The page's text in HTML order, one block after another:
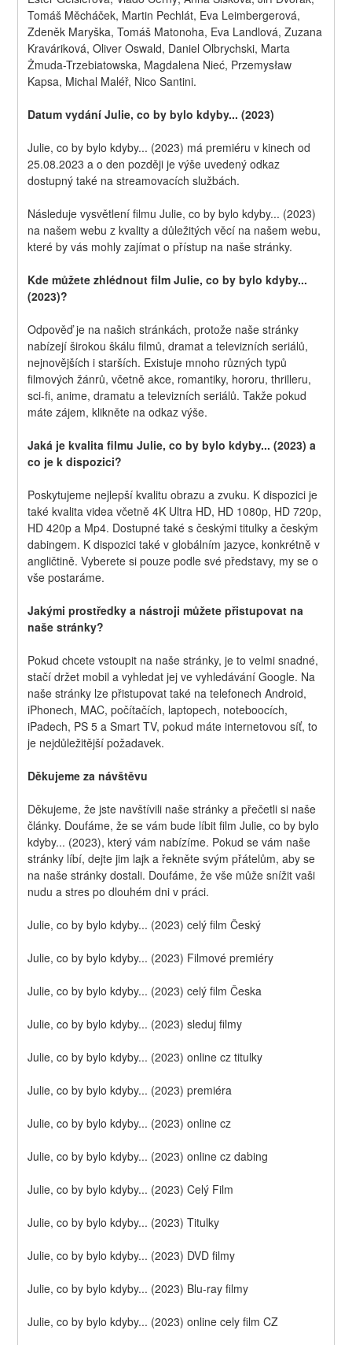
Tomáš Měcháček, Martin Pechlát, Eva Leimbergerová,
Zdeněk Maryška, Tomáš Matonoha, Eva Landlová, Zuzana
Kraváriková, Oliver Oswald, Daniel Olbrychski, Marta
Żmuda-Trzebiatowska, Magdalena Nieć, Przemysław
Kapsa, Michal Maléř, Nico Santini.
Datum vydání Julie, co by bylo kdyby... (2023)
Julie, co by bylo kdyby... (2023) má premiéru v kinech od
25.08.2023 a o den později je výše uvedený odkaz
dostupný také na streamovacích službách.
Následuje vysvětlení filmu Julie, co by bylo kdyby... (2023)
na našem webu z kvality a důležitých věcí na našem webu,
které by vás mohly zajímat o přístup na naše stránky.
Kde můžete zhlédnout film Julie, co by bylo kdyby...
(2023)?
Odpověď je na našich stránkách, protože naše stránky
nabízejí širokou škálu filmů, dramat a televizních seriálů,
nejnovějších i starších. Existuje mnoho různých typů
filmových žánrů, včetně akce, romantiky, hororu, thrilleru,
sci-fi, anime, dramatu a televizních seriálů. Takže pokud
máte zájem, klikněte na odkaz výše.
Jaká je kvalita filmu Julie, co by bylo kdyby... (2023) a
co je k dispozici?
Poskytujeme nejlepší kvalitu obrazu a zvuku. K dispozici je
také kvalita videa včetně 4K Ultra HD, HD 1080p, HD 720p,
HD 420p a Mp4. Dostupné také s českými titulky a českým
dabingem. K dispozici také v globálním jazyce, konkrétně v
angličtině. Vyberete si pouze podle své představy, my se o
vše postaráme.
Jakými prostředky a nástroji můžete přistupovat na
naše stránky?
Pokud chcete vstoupit na naše stránky, je to velmi snadné,
stačí držet mobil a vyhledat jej ve vyhledávání Google. Na
naše stránky lze přistupovat také na telefonech Android,
iPhonech, MAC, počítačích, laptopech, noteboocích,
iPadech, PS 5 a Smart TV, pokud máte internetovou síť, to
je nejdůležitější požadavek.
Děkujeme za návštěvu
Děkujeme, že jste navštívili naše stránky a přečetli si naše
články. Doufáme, že se vám bude líbit film Julie, co by bylo
kdyby... (2023), který vám nabízíme. Pokud se vám naše
stránky líbí, dejte jim lajk a řekněte svým přátelům, aby se
na naše stránky dostali. Doufáme, že vše může snížit vaši
nudu a stres po dlouhém dni v práci.
Julie, co by bylo kdyby... (2023) celý film Český
Julie, co by bylo kdyby... (2023) Filmové premiéry
Julie, co by bylo kdyby... (2023) celý film Česka
Julie, co by bylo kdyby... (2023) sleduj filmy
Julie, co by bylo kdyby... (2023) online cz titulky
Julie, co by bylo kdyby... (2023) premiéra
Julie, co by bylo kdyby... (2023) online cz
Julie, co by bylo kdyby... (2023) online cz dabing
Julie, co by bylo kdyby... (2023) Celý Film
Julie, co by bylo kdyby... (2023) Titulky
Julie, co by bylo kdyby... (2023) DVD filmy
Julie, co by bylo kdyby... (2023) Blu-ray filmy
Julie, co by bylo kdyby... (2023) online cely film CZ